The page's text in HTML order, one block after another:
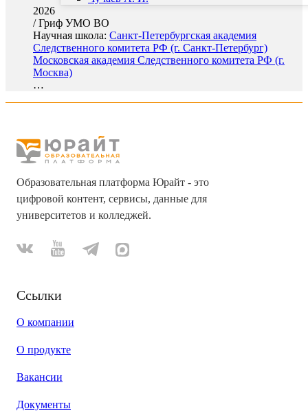
2026
/Гриф УМО ВО
Научная школа: Санкт-Петербургская академия
Следственного комитета РФ (г. Санкт-Петербург)
Московская академия Следственного комитета РФ (г.
Москва)
…
Образовательная платформа Юрайт - это
цифровой контент, сервисы, данные для
университетов и колледжей.
Ссылки
О компании
О продукте
Вакансии
Документы